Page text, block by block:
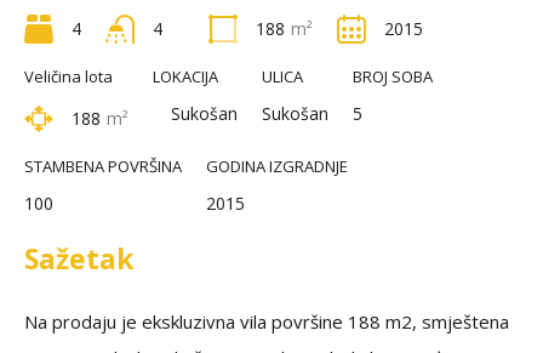
4 4 188 m² 2015
Veličina lota
188 m²
LOKACIJA
Sukošan
ULICA
Sukošan
BROJ SOBA
5
STAMBENA POVRŠINA
100
GODINA IZGRADNJE
2015
Sažetak
Na prodaju je ekskluzivna vila površine 188 m2, smještena